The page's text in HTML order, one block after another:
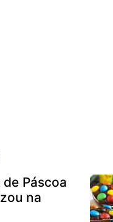
Páscoa
na